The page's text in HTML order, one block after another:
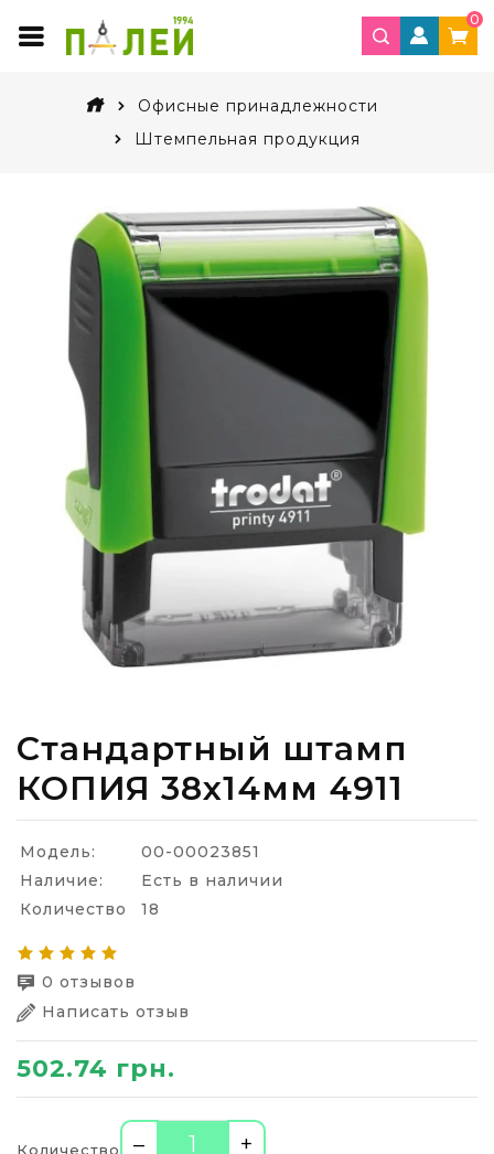
0
Офисные принадлежности
Штемпельная продукция
Стандартный штамп
КОПИЯ 38х14мм 4911
Модель:
00-00023851
Наличие:
Есть в наличии
Количество
18
0 отзывов
Написать отзыв
502.74 грн.
Количество – +